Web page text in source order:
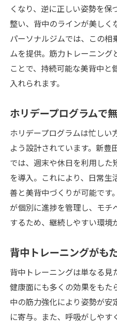
くなり、逆に正しい姿勢を保
整い、背中のラインが美しく
パーソナルジムでは、この相
ムを提供。筋力トレーニング
ことで、持続可能な美背中と
入れられます。
ホリデープログラムで
ホリデープログラムは忙しい
よう設計されています。新豊
では、週末や休日を利用した
を導入。これにより、日常
善と美背中づくりが可能です
が個別に進捗を管理し、モチ
するため、継続しやすい環境
背中トレーニングがも
背中トレーニングは単なる見
健康面にも多くの効果をもた
中の筋力強化により姿勢が
に寄与。また、呼吸がしやす